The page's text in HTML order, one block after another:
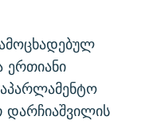
ᲛᲔᲑᲠᲫᲝᲚᲔᲑᲘ - 2022
ერთიანი
დარჩიაშვილის